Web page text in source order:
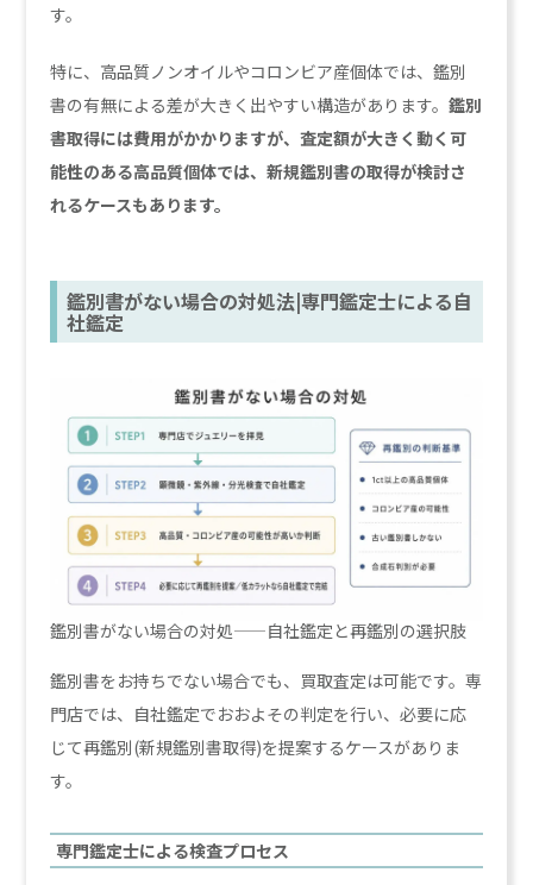
す。
特に、高品質ノンオイルやコロンビア産個体では、鑑別
書の有無による差が大きく出やすい構造があります。鑑別
書取得には費用がかかりますが、査定額が大きく動く可
能性のある高品質個体では、新規鑑別書の取得が検討さ
れるケースもあります。
鑑別書がない場合の対処法|専門鑑定士による自
社鑑定
鑑別書がない場合の対処——自社鑑定と再鑑別の選択肢
鑑別書をお持ちでない場合でも、買取査定は可能です。専
門店では、自社鑑定でおおよその判定を行い、必要に応
じて再鑑別(新規鑑別書取得)を提案するケースがありま
す。
専門鑑定士による検査プロセス